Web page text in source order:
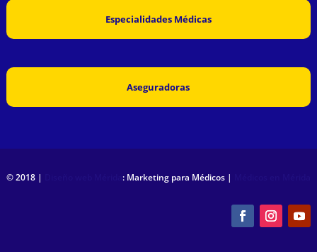
Especialidades Médicas
Aseguradoras
© 2018 | : Marketing para Médicos |